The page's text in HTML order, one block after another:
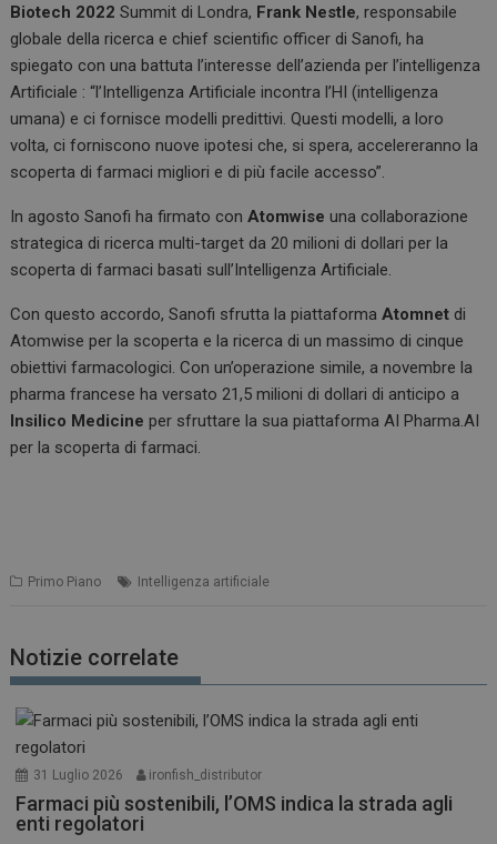
Biotech 2022 Summit di Londra, Frank Nestle, responsabile
globale della ricerca e chief scientific officer di Sanofi, ha
spiegato con una battuta l’interesse dell’azienda per l’intelligenza
Artificiale : “l’Intelligenza Artificiale incontra l’HI (intelligenza
umana) e ci fornisce modelli predittivi. Questi modelli, a loro
volta, ci forniscono nuove ipotesi che, si spera, accelereranno la
scoperta di farmaci migliori e di più facile accesso”.
In agosto Sanofi ha firmato conAtomwise una collaborazione
strategica di ricerca multi-target da 20 milioni di dollari per la
scoperta di farmaci basati sull’Intelligenza Artificiale.
Con questo accordo, Sanofi sfrutta la piattaformaAtomnet di
Atomwise per la scoperta e la ricerca di un massimo di cinque
obiettivi farmacologici. Con un’operazione simile, a novembre la
pharma francese ha versato 21,5 milioni di dollari di anticipo a
Insilico Medicine per sfruttare la sua piattaforma AI Pharma.AI
per la scoperta di farmaci.
Primo Piano Intelligenza artificiale
Notizie correlate
31 Luglio 2026 ironfish_distributor
Farmaci più sostenibili, l’OMS indica la strada agli
enti regolatori